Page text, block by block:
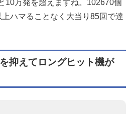
10万発を超えますね。102670個
ハマることなく大当り85回で達
抑えてロングヒット機が